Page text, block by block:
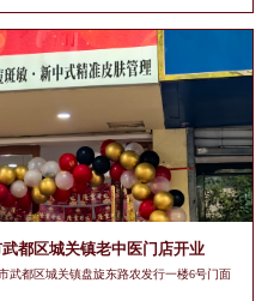
都区城关镇老中医门店开业
武都区城关镇盘旋东路农发行一楼6号门面